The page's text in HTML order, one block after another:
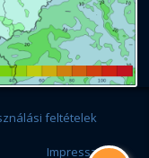
feltételek
Impresszum